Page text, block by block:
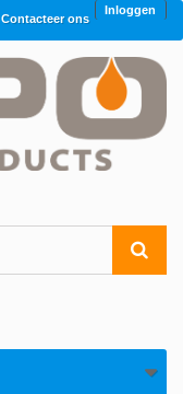
Inloggen
Contacteer ons